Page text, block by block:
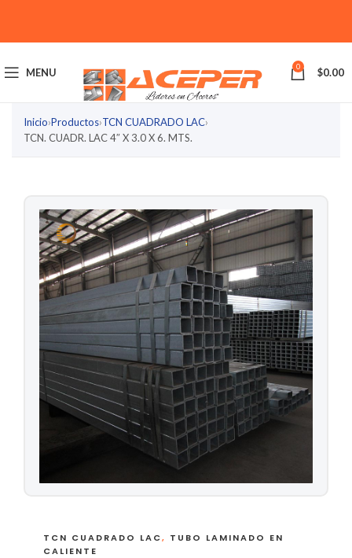
MENU 0 $0.00
Inicio›Productos›TCN CUADRADO LAC›
TCN. CUADR. LAC 4″ X 3.0 X 6. MTS.
TCN CUADRADO LAC, TUBO LAMINADO EN
CALIENTE